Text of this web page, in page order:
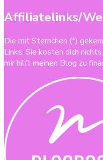
Affiliatelinks/
Die mit Sternchen (*)
Links. Sie kosten dich
mir hilft meinen Blog zu